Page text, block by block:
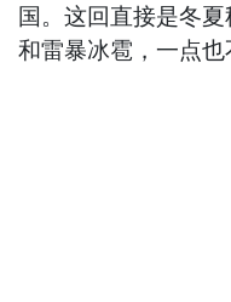
国。这回直接是冬
和雷暴冰雹，一点也